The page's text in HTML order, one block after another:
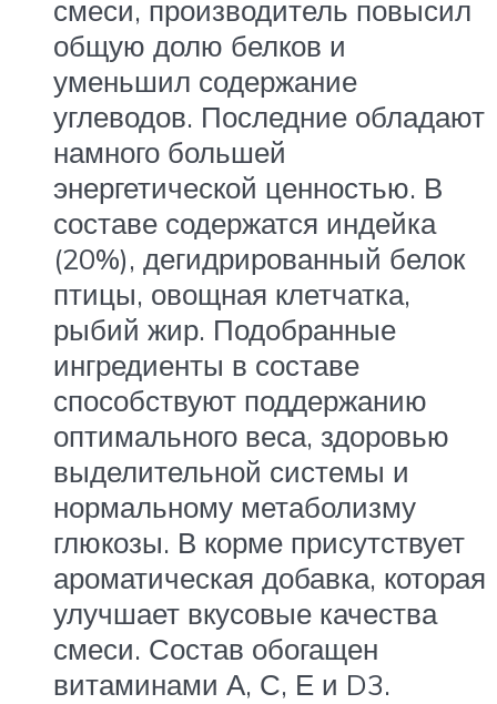
смеси, производитель повысил
общую долю белков и
уменьшил содержание
углеводов. Последние обладают
намного большей
энергетической ценностью. В
составе содержатся индейка
(20%), дегидрированный белок
птицы, овощная клетчатка,
рыбий жир. Подобранные
ингредиенты в составе
способствуют поддержанию
оптимального веса, здоровью
выделительной системы и
нормальному метаболизму
глюкозы. В корме присутствует
ароматическая добавка, которая
улучшает вкусовые качества
смеси. Состав обогащен
витаминами А, С, Е и D3.